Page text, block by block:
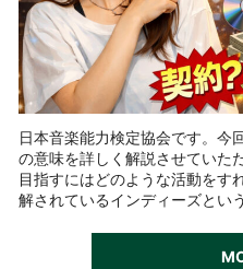
日本音楽能力検定協会です。今
の意味を詳しく解説させていた
目指すにはどのような活動をす
解されているインディーズとい